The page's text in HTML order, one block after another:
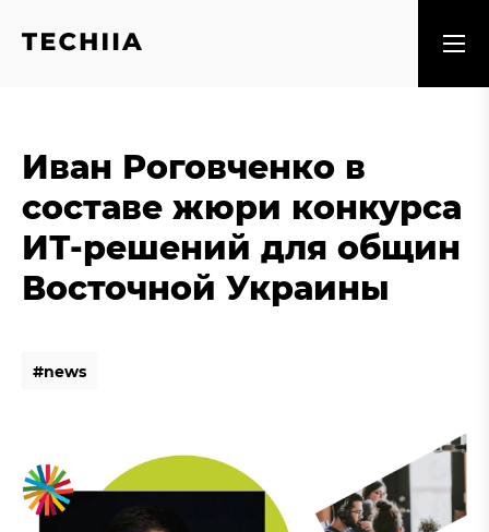
Иван Роговченко в
составе жюри конкурса
ИТ-решений для общин
Восточной Украины
#news